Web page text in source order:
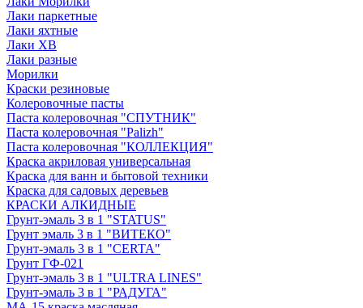
Лаки паркетные
Лаки яхтные
Лаки ХВ
Лаки разные
Морилки
Краски резиновые
Колеровочные пасты
Паста колеровочная "СПУТНИК"
Паста колеровочная "Palizh"
Паста колеровочная "КОЛЛЕКЦИЯ"
Краска акриловая универсальная
Краска для ванн и бытовой техники
Краска для садовых деревьев
КРАСКИ АЛКИДНЫЕ
Грунт-эмаль 3 в 1 "STATUS"
Грунт эмаль 3 в 1 "ВИТЕКО"
Грунт-эмаль 3 в 1 "CERTA"
Грунт ГФ-021
Грунт-эмаль 3 в 1 "ULTRA LINES"
Грунт-эмаль 3 в 1 "РАДУГА"